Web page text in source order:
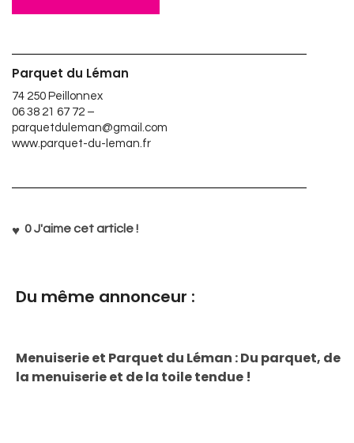
Parquet du Léman
74 250 Peillonnex
06 38 21 67 72 –
parquetduleman@gmail.com
www.parquet-du-leman.fr
0J'aime cet article !
Du même annonceur :
Menuiserie et Parquet du Léman : Du parquet, de
la menuiserie et de la toile tendue !